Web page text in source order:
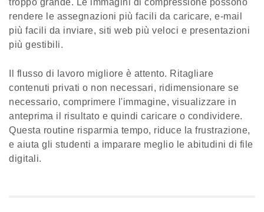
troppo grande. Le immagini di compressione possono
rendere le assegnazioni più facili da caricare, e-mail
più facili da inviare, siti web più veloci e presentazioni
più gestibili.
Il flusso di lavoro migliore è attento. Ritagliare
contenuti privati o non necessari, ridimensionare se
necessario, comprimere l'immagine, visualizzare in
anteprima il risultato e quindi caricare o condividere.
Questa routine risparmia tempo, riduce la frustrazione,
e aiuta gli studenti a imparare meglio le abitudini di file
digitali.